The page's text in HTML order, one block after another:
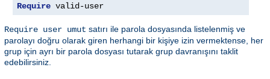
Require valid-user
Require user umut satırı ile parola dosyasında listelenmiş ve
parolayı doğru olarak giren herhangi bir kişiye izin vermektense, her
grup için ayrı bir parola dosyası tutarak grup davranışını taklit
edebilirsiniz.